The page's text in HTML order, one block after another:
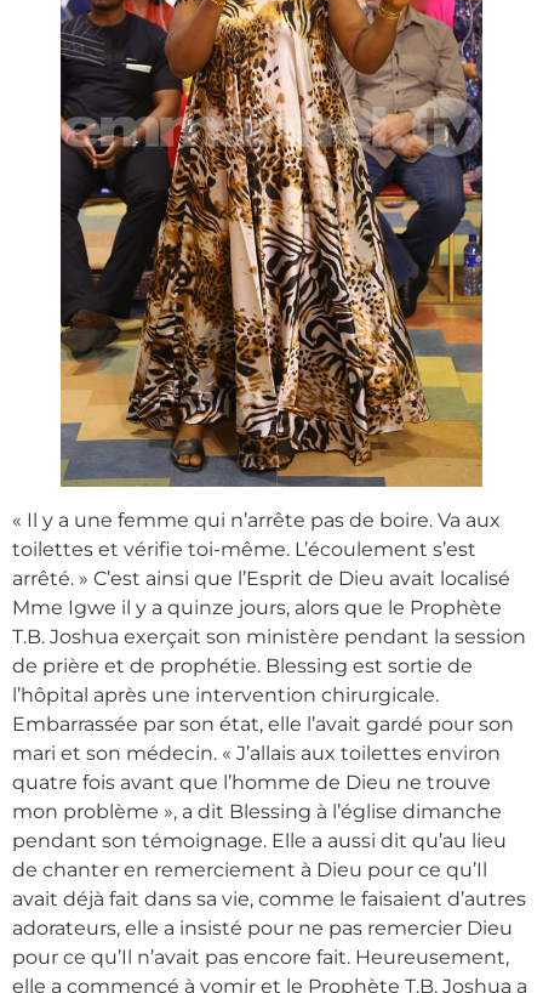
« Il y a une femme qui n’arrête pas de boire. Va aux
toilettes et vérifie toi-même. L’écoulement s’est
arrêté. » C’est ainsi que l’Esprit de Dieu avait localisé
Mme Igwe il y a quinze jours, alors que le Prophète
T.B. Joshua exerçait son ministère pendant la session
de prière et de prophétie. Blessing est sortie de
l’hôpital après une intervention chirurgicale.
Embarrassée par son état, elle l’avait gardé pour son
mari et son médecin. « J’allais aux toilettes environ
quatre fois avant que l’homme de Dieu ne trouve
mon problème », a dit Blessing à l’église dimanche
pendant son témoignage. Elle a aussi dit qu’au lieu
de chanter en remerciement à Dieu pour ce qu’Il
avait déjà fait dans sa vie, comme le faisaient d’autres
adorateurs, elle a insisté pour ne pas remercier Dieu
pour ce qu’Il n’avait pas encore fait. Heureusement,
elle a commencé à vomir et le Prophète T.B. Joshua a